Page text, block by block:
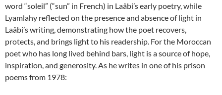
word “soleil” (“sun” in French) in Laâbi’s early poetry, while
Lyamlahy reflected on the presence and absence of light in
Laâbi’s writing, demonstrating how the poet recovers,
protects, and brings light to his readership. For the Moroccan
poet who has long lived behind bars, light is a source of hope,
inspiration, and generosity. As he writes in one of his prison
poems from 1978: